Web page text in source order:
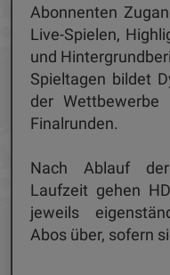
Abonnenten
Live-Spielen,
und
Spieltagen bildet
der
Finalrunden.
Nach Ablauf
Laufzeit gehen
jeweils
Abos über, sofern